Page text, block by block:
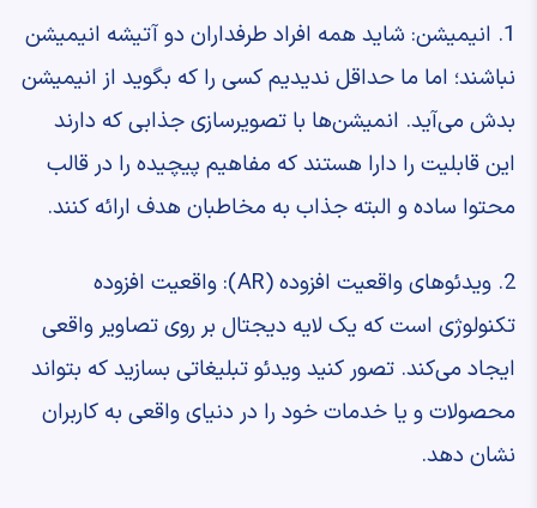
1. انیمیشن: شاید همه افراد طرفداران دو آتیشه انیمیشن
نباشند؛ اما ما حداقل ندیدیم کسی را که بگوید از انیمیشن
بدش می‌آید. انمیشن‌ها با تصویرسازی جذابی که دارند
این قابلیت را دارا هستند که مفاهیم پیچیده را در قالب
محتوا ساده و البته جذاب به مخاطبان هدف ارائه کنند.
2. ویدئوهای واقعیت افزوده (AR): واقعیت افزوده
تکنولوژی است که یک لایه دیجتال بر روی تصاویر واقعی
ایجاد می‌کند. تصور کنید ویدئو تبلیغاتی بسازید که بتواند
محصولات و یا خدمات خود را در دنیای واقعی به کاربران
نشان دهد.